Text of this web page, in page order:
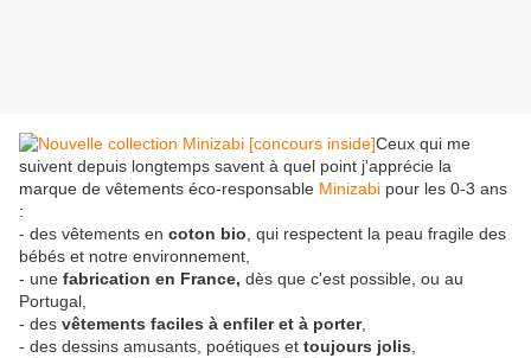
Ceux qui me
suivent depuis longtemps savent à quel point j'apprécie la
marque de vêtements éco-responsable Minizabi pour les 0-3 ans
:
- des vêtements en coton bio , qui respectent la peau fragile des
bébés et notre environnement,
- une fabrication en France, dès que c'est possible, ou au
Portugal,
- des vêtements faciles à enfiler et à porter,
- des dessins amusants, poétiques et toujours jolis